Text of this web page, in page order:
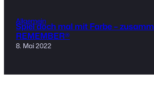
Allgemein
Spiel doch mal mit Farbe –
REMEMBER®
8. Mai 2022